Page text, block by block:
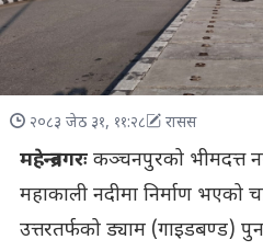
२०८३ जेठ ३१, ११:२८ रासस
महेन्द्रनगरः कञ्चनपुरको भीमदत्त
महाकाली नदीमा निर्माण
उत्तरतर्फको ड्याम (गाइडबण्ड)